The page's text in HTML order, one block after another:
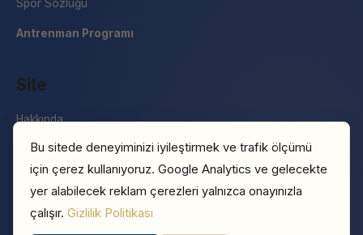
Spor Sözlüğü
Antrenman Programı
Site
Hakkında
İletişim
Basın
Gizlilik Politikası
Bu sitede deneyiminizi iyileştirmek ve trafik ölçümü
için çerez kullanıyoruz. Google Analytics ve gelecekte
yer alabilecek reklam çerezleri yalnızca onayınızla
çalışır. Gizlilik Politikası